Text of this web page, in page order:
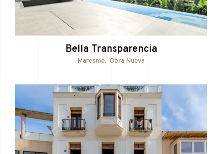
Bella Transparencia
Maresme Obra Nueva